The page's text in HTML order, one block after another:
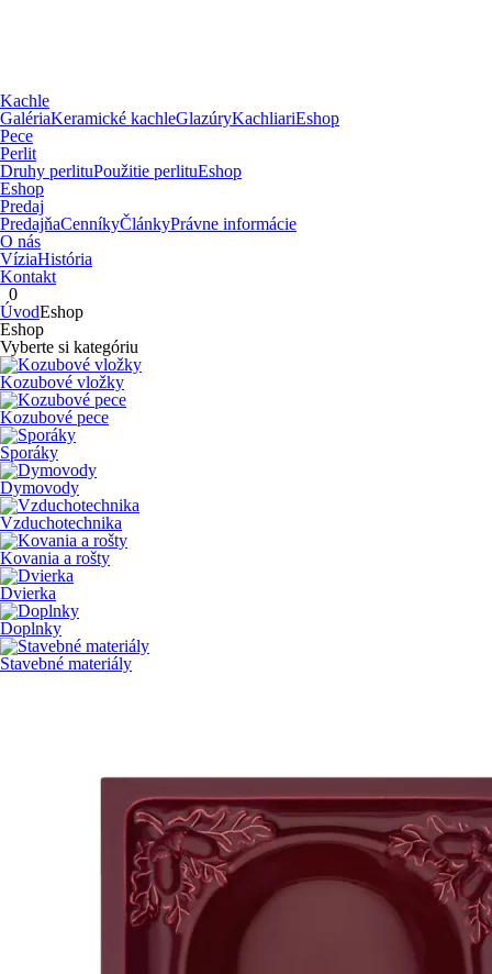
Kachle
GalériaKeramické kachleGlazúryKachliariEshop
Pece
Perlit
Druhy perlituPoužitie perlituEshop
Eshop
Predaj
PredajňaCenníkyČlánkyPrávne informácie
O nás
VíziaHistória
Kontakt
0
ÚvodEshop
Eshop
Vyberte si kategóriu
Kozubové vložky
Kozubové pece
Sporáky
Dymovody
Vzduchotechnika
Kovania a rošty
Dvierka
Doplnky
Stavebné materiály